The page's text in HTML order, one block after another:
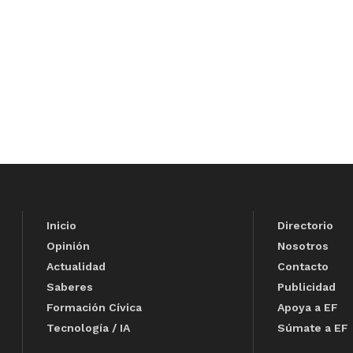
Inicio
Opinión
Actualidad
Saberes
Formación Cívica
Tecnología / IA
Directorio
Nosotros
Contacto
Publicidad
Apoya a EF
Súmate a EF